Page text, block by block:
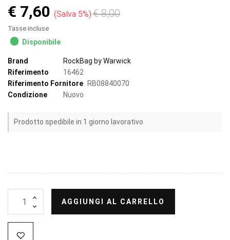
€ 7,60 Salva 5% € 8,00
Tasse incluse
Disponibile
Brand
RockBag by Warwick
Riferimento
16462
Riferimento Fornitore
RB08840070
Condizione
Nuovo
Prodotto spedibile in 1 giorno lavorativo
AGGIUNGI AL CARRELLO